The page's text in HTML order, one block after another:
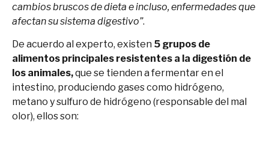
cambios bruscos de dieta e incluso, enfermedades que
afectan su sistema digestivo”.
De acuerdo al experto, existen 5 grupos de
alimentos principales resistentes a la digestión de
los animales,que se tienden a fermentar en el
intestino, produciendo gases como hidrógeno,
metano y sulfuro de hidrógeno (responsable del mal
olor), ellos son: